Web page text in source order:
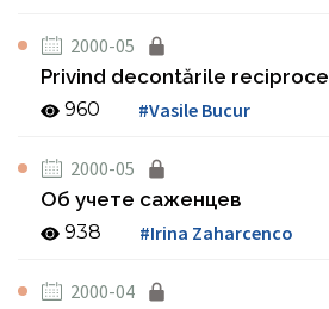
2000-05
Privind decontările reciproce
960 #Vasile Bucur
2000-05
Об учете саженцев
938 #Irina Zaharcenco
2000-04